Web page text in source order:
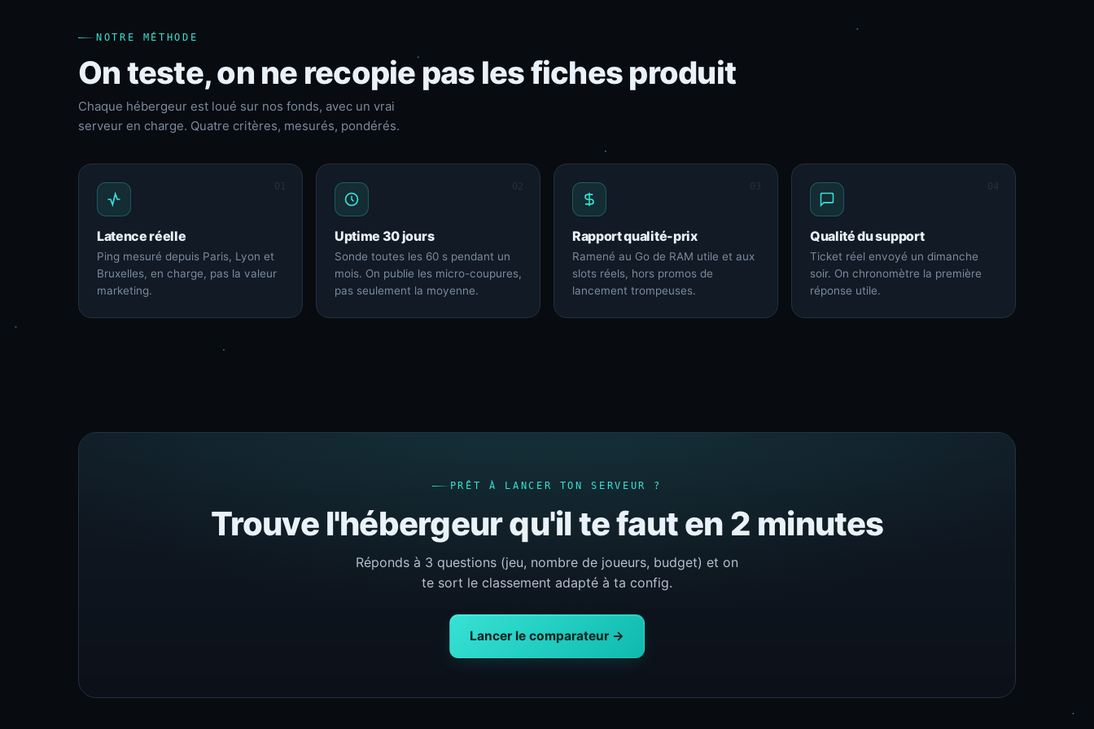
NOTRE MÉTHODE
On teste, on ne recopie pas les fiches produit
Chaque hébergeur est loué sur nos fonds, avec un vrai
serveur en charge. Quatre critères, mesurés, pondérés.
01
Latence réelle
Ping mesuré depuis Paris, Lyon et
Bruxelles, en charge, pas la valeur
marketing.
02
Uptime 30 jours
Sonde toutes les 60 s pendant un
mois. On publie les micro-coupures,
pas seulement la moyenne.
03
Rapport qualité-prix
Ramené au Go de RAM utile et aux
slots réels, hors promos de
lancement trompeuses.
04
Qualité du support
Ticket réel envoyé un dimanche
soir. On chronomètre la première
réponse utile.
PRÊT À LANCER TON SERVEUR ?
Trouve l'hébergeur qu'il te faut en 2 minutes
Réponds à 3 questions (jeu, nombre de joueurs, budget) et on
te sort le classement adapté à ta config.
Lancer le comparateur →